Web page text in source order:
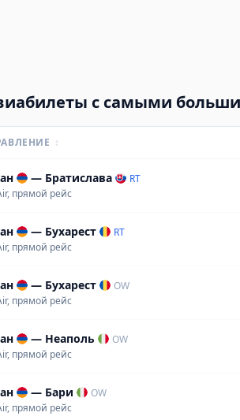
с самыми
↕
— Братислава
RT
прямой рейс
— Бухарест
RT
прямой рейс
— Бухарест
OW
прямой рейс
— Неаполь
OW
прямой рейс
— Бари
OW
прямой рейс